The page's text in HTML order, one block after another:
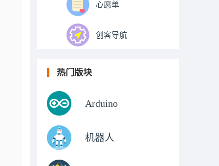
心愿单
创客导航
热门版块
Arduino
机器人